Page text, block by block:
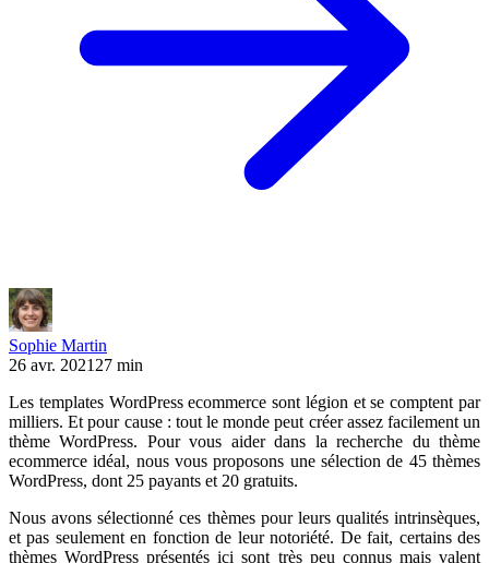
Sophie Martin
26 avr. 2021 27 min
Les templates WordPress ecommerce sont légion et se comptent par
milliers. Et pour cause : tout le monde peut créer assez facilement un
thème WordPress. Pour vous aider dans la recherche du thème
ecommerce idéal, nous vous proposons une sélection de 45 thèmes
WordPress, dont 25 payants et 20 gratuits.
Nous avons sélectionné ces thèmes pour leurs qualités intrinsèques,
et pas seulement en fonction de leur notoriété. De fait, certains des
thèmes WordPress présentés ici sont très peu connus mais valent